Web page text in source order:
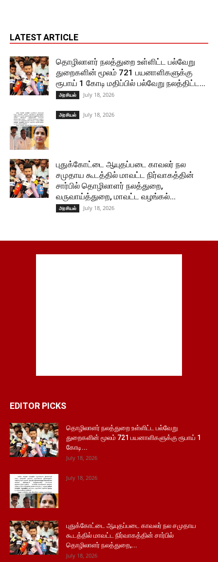
LATEST ARTICLE
தொழிலாளர் நலத்துறை உள்ளிட்ட பல்வேறு
துறைகளின் மூலம் 721 பயனாளிகளுக்கு
ரூபாய் 1 கோடி மதிப்பில் பல்வேறு நலத்திட்ட...
அரசியல் July 18, 2026
அரசியல் July 18, 2026
புதுக்கோட்டை ஆயுதப்படை காவலர் நல
சமுதாய கூடத்தில் மாவட்ட நிர்வாகத்தின்
சார்பில் தொழிலாளர் நலத்துறை,
வருவாய்த்துறை, மாவட்ட வழங்கல்...
அரசியல் July 18, 2026
EDITOR PICKS
தொழிலாளர் நலத்துறை உள்ளிட்ட பல்வேறு
துறைகளின் மூலம் 721 பயனாளிகளுக்கு ரூபாய் 1
கோடி...
July 18, 2026
July 18, 2026
புதுக்கோட்டை ஆயுதப்படை காவலர் நல சமுதாய
கூடத்தில் மாவட்ட நிர்வாகத்தின் சார்பில்
தொழிலாளர் நலத்துறை,...
July 18, 2026